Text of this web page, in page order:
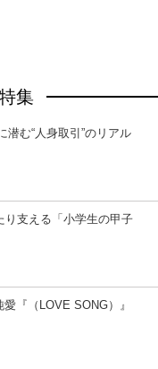
集
潜む“人身取引”のリアル
り支える「小学生の甲子
『（LOVE SONG）』